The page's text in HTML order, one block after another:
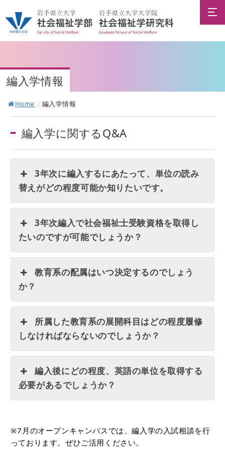
編入学情報
Home / 編入学情報
編入学に関するQ&A
3年次に編入するにあたって、単位の読み
替えがどの程度可能か知りたいです。
3年次編入で社会福祉士受験資格を取得し
たいのですが可能でしょうか？
教育系の配属はいつ決定するのでしょう
か？
所属した教育系の展開科目はどの程度履修
しなければならないのでしょうか？
編入後にどの程度、英語の単位を取得する
必要があるでしょうか？
※7月のオープンキャンパスでは、編入学の入試相談を行
っております。ぜひご活用ください。